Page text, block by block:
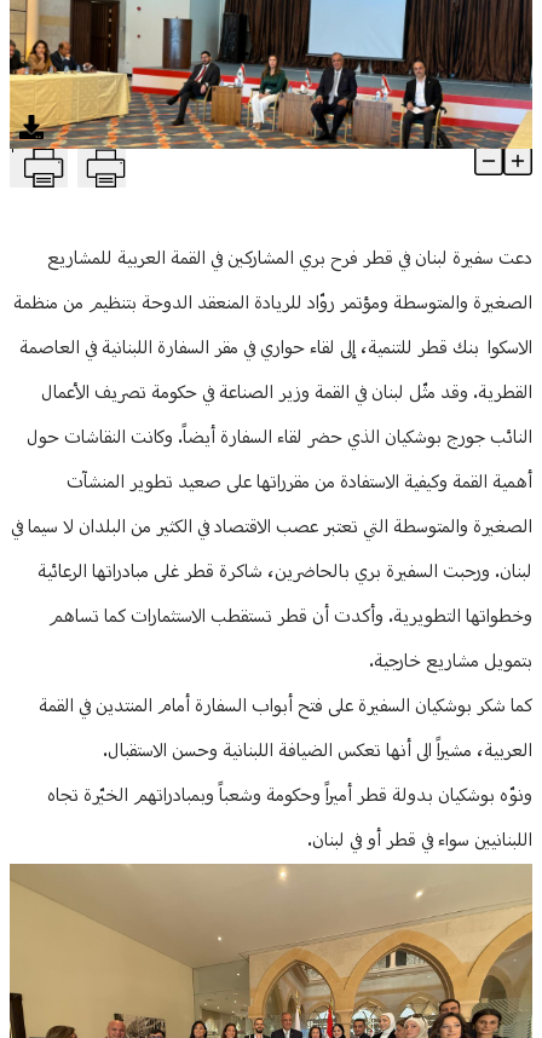
ثقافة ومجتمع
منوعات
بوشكيان: مبادرات قطر خيّرة تجاه لبنان واللبنانيين T
دعت سفيرة لبنان في قطر فرح بري المشاركين في القمة العربية للمشاريع
الصغيرة والمتوسطة ومؤتمر روّاد للريادة المنعقد الدوحة بتنظيم من منظمة
الاسكوا بنك قطر للتنمية، إلى لقاء حواري في مقر السفارة اللبنانية في العاصمة
القطرية. وقد مثّل لبنان في القمة وزير الصناعة في حكومة تصريف الأعمال
النائب جورج بوشكيان الذي حضر لقاء السفارة أيضاً. وكانت النقاشات حول
أهمية القمة وكيفية الاستفادة من مقرراتها على صعيد تطوير المنشآت
الصغيرة والمتوسطة التي تعتبر عصب الاقتصاد في الكثير من البلدان لا سيما في
لبنان. ورحبت السفيرة بري بالحاضرين، شاكرة قطر غلى مبادراتها الرعائية
وخطواتها التطويرية. وأكدت أن قطر تستقطب الاستثمارات كما تساهم
بتمويل مشاريع خارجية.
كما شكر بوشكيان السفيرة على فتح أبواب السفارة أمام المنتدين في القمة
العربية، مشيراً الى أنها تعكس الضيافة اللبنانية وحسن الاستقبال.
ونوّه بوشكيان بدولة قطر أميراً وحكومة وشعباً وبمبادراتهم الخيّرة تجاه
اللبنانيين سواء في قطر أو في لبنان.